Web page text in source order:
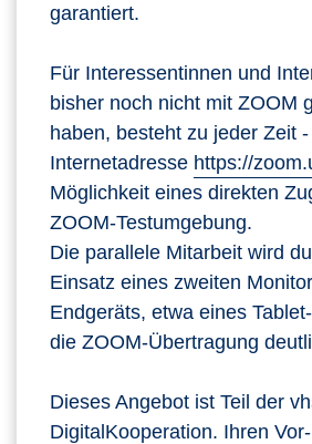
garantiert.
Für Interessentinnen und
bisher noch nicht mit ZOOM
haben, besteht zu jeder Zeit
Internetadresse https://
Möglichkeit eines direkten
ZOOM-Testumgebung.
Die parallele Mitarbeit wird
Einsatz eines zweiten
Endgeräts, etwa eines
die ZOOM-Übertragung
Dieses Angebot ist Teil der
DigitalKooperation. Ihren